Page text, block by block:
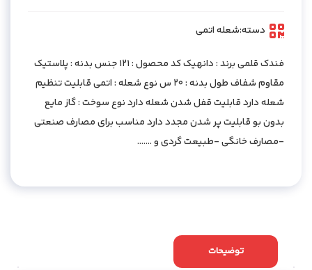
دسته:شعله اتمی
فندک قلمی برند : دانهیک کد محصول : 121 جنس بدنه : پلاستیک
مقاوم شفاف طول بدنه : 20 س نوع شعله : اتمی قابلیت تنظیم
شعله دارد قابلیت قفل شدن شعله دارد نوع سوخت : گاز مایع
بدون بو قابلیت پر شدن مجدد دارد مناسب برای مصارف صنعتی
-مصارف خانگی -طبیعت گردی و …….
توضیحات